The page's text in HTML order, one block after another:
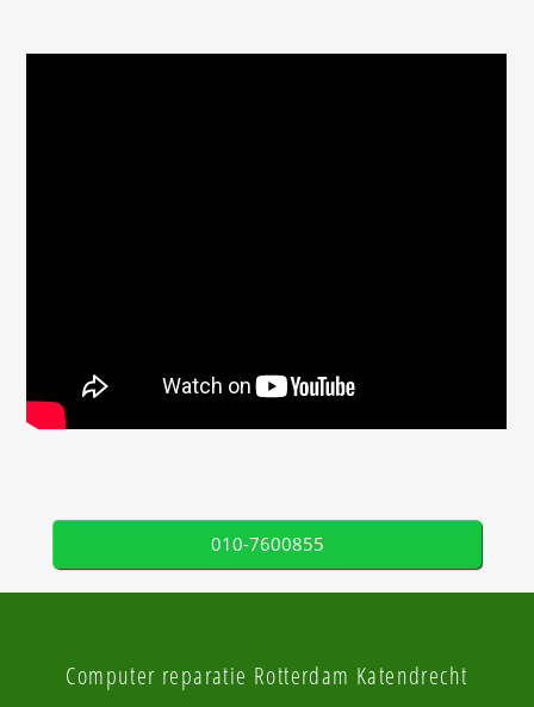
010-7600855
Computer reparatie Rotterdam Katendrecht